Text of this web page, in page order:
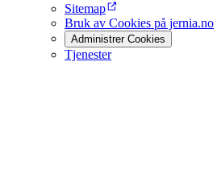
Sitemap
Bruk av Cookies på jernia.no
Administrer Cookies
Tjenester